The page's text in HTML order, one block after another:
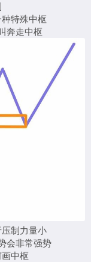
特殊中枢
奔走中枢
制力量小
会非常强势
中枢